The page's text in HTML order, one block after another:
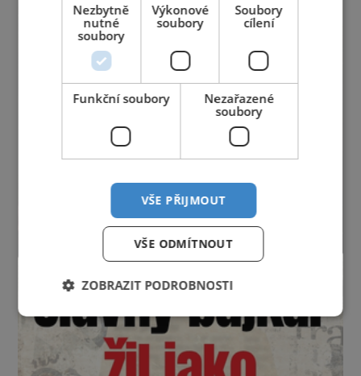
Nezbytně
nutné
soubory
Výkonové
soubory
Soubory
cílení
Funkční soubory
Nezařazené
soubory
VŠE PŘIJMOUT
VŠE ODMÍTNOUT
ZOBRAZIT PODROBNOSTI